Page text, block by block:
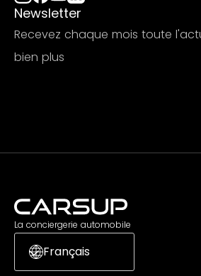
Newsletter
Recevez chaque mois toute
bien plus
La conciergerie automobile
Français